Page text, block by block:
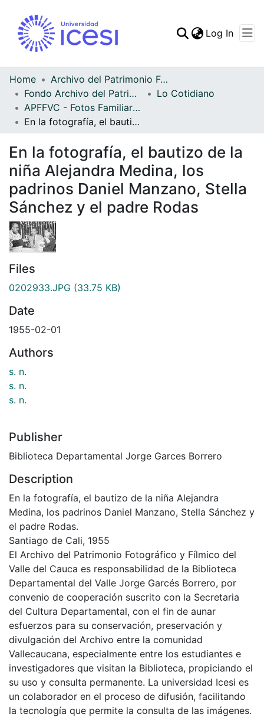
Statistics
Log In
Home
Archivo del Patrimonio Fotográfico y Fílmico del Valle del Cauca
Fondo Archivo del Patrimonio Fotográfico y Fílmico del Valle del Cauca
Lo Cotidiano
APFFVC - Fotos Familiares - Patrimonial
En la fotografía, el bautizo de la niña Alejandra Medina, los padrinos Daniel Manzano, Stella Sánchez y el padre Rodas
En la fotografía, el bautizo de la
niña Alejandra Medina, los
padrinos Daniel Manzano, Stella
Sánchez y el padre Rodas
Files
0202933.JPG (33.75 KB)
Date
1955-02-01
Authors
s. n.
s. n.
s. n.
Publisher
Biblioteca Departamental Jorge Garces Borrero
Description
En la fotografía, el bautizo de la niña Alejandra
Medina, los padrinos Daniel Manzano, Stella Sánchez y
el padre Rodas.
Santiago de Cali, 1955
El Archivo del Patrimonio Fotográfico y Fílmico del
Valle del Cauca es responsabilidad de la Biblioteca
Departamental del Valle Jorge Garcés Borrero, por
convenio de cooperación suscrito con la Secretaria
del Cultura Departamental, con el fin de aunar
esfuerzos para su conservación, preservación y
divulgación del Archivo entre la comunidad
Vallecaucana, especialmente entre los estudiantes e
investigadores que visitan la Biblioteca, propiciando el
su uso y consulta permanente. La universidad Icesi es
un colaborador en el proceso de difusión, facilitando
la tecnología que permite la consulta de las imágenes.